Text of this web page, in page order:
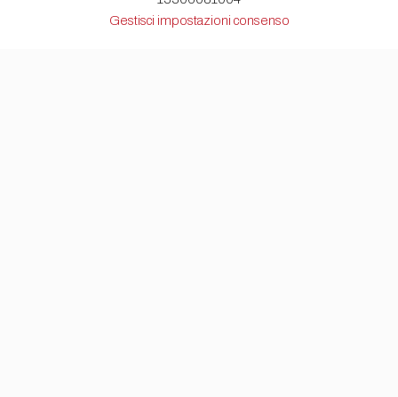
Gestisci impostazioni consenso